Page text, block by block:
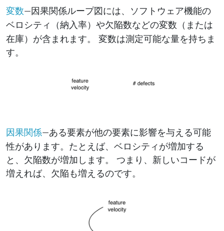
変数—因果関係ループ図には、ソフトウェア機能の
ベロシティ （納入率）や欠陥数などの変数 （または
在庫）が含まれます。 変数は測定可能な量を持ちま
す。
因果関係—ある要素が他の要素に影響を与える可能
性があります。たとえば、ベロシティが増加する
と、欠陥数が増加します。 つまり、新しいコードが
増えれば、欠陥も増えるのです。